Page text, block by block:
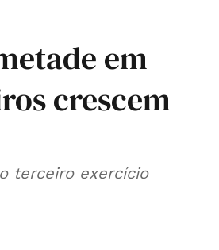
em
crescem
terceiro exercício